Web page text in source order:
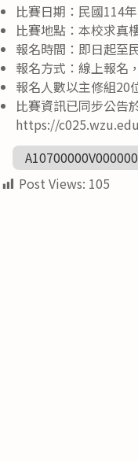
比賽日期：民國114
比賽地點：本校求真
報名時間：即日起至
報名方式：線上報名
報名人數以主修組20
比賽資訊已同步公告
https://
Post Views: 105